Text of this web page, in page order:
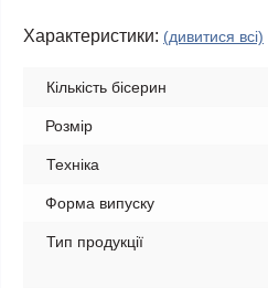
Характеристики: (дивитися всі)
Кількість бісерин
Розмір
Техніка
Форма випуску
Тип продукції